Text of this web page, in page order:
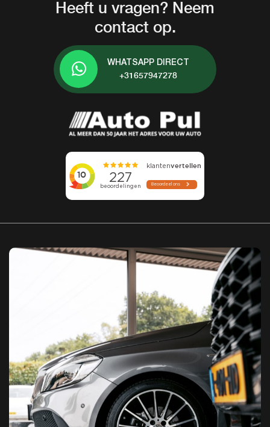
Heeft u vragen? Neem
contact op.
WHATSAPP DIRECT
+31657947278